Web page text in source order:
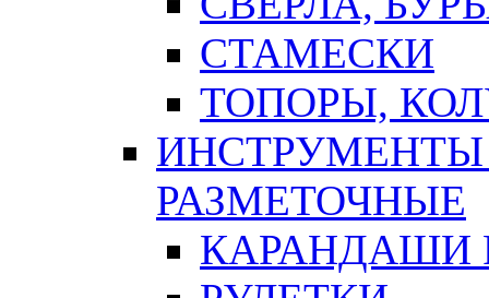
СТАМЕСКИ
ТОПОРЫ,
ИНСТРУМЕНТЫ
РАЗМЕТОЧНЫЕ
КАРАНДАШИ